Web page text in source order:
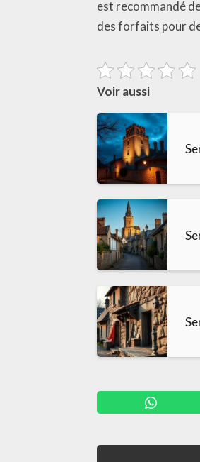
est recommandé
des forfaits pour
Voir aussi